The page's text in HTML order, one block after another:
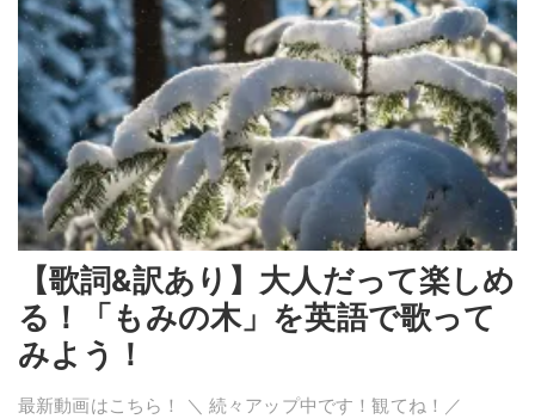
【歌詞&訳あり】大人だって楽しめ
る！「もみの木」を英語で歌って
みよう！
最新動画はこちら！ ＼ 続々アップ中です！観てね！／